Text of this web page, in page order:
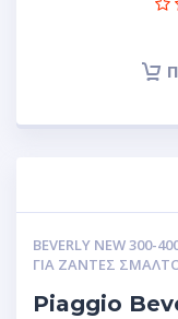
BEVERLY NEW 300-
ΓΙΑ ΖΆΝΤΕΣ
Piaggio